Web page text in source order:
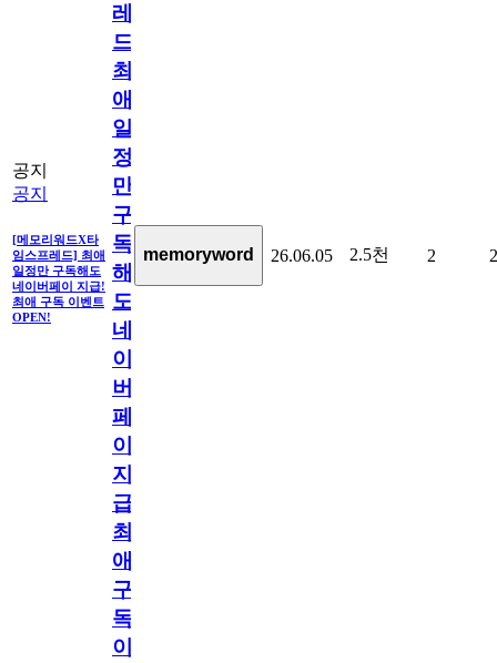
공지
공지
[메모리워드X타
임스프레드] 최애
일정만 구독해도
네이버페이 지급!
최애 구독 이벤트
OPEN!
레
드]
최
애
일
정
만
구
독
해
도
네
이
버
페
이
지
급!
최
애
구
독
이
memoryword 26.06.05 2.5천 2 2